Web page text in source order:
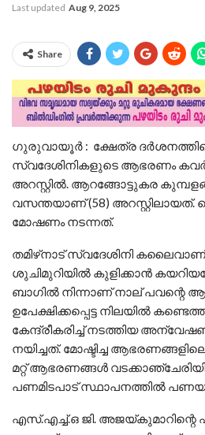
Last updated Aug 9, 2025
Share
ഗുരുവായൂര്‍ : ക്ഷേത്ര
സ്വദേശിനികളുടെ ആഭരണം
അറസ്റ്റില്‍. ആറങ്ങോട്ടുകര
വസന്തയാണ് (58) അറസ്റ്റിലായത്.
മോഷണം നടന്നത്.
തമിഴ്‌നാട് സ്വദേശിനി
ശുചിമുറിയില്‍ കുളിക്കാന്‍
ബാഗില്‍ നിന്നാണ് നാല് പവന്റെ
ഉപേക്ഷിക്കപ്പെട്ട നിലയില്‍
കേന്ദ്രീകരിച്ച് നടത്തിയ
നയിച്ചത്. മോഷ്ടിച്ച
മറ്റ് ആഭരണങ്ങള്‍
പണമിടപാട് സ്ഥാപനത്തില്‍ പണയം
എസ്.എച്ച്.ഒ ജി.